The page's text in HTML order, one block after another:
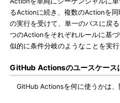
るActionに続き、複数のActionを
の実行を受けて、単一のパスに戻
つのActionをそれぞれルールに基
似的に条件分岐のようなことを実
GitHub Actionsのユースケース
GitHub Actionsを何に使うかは、